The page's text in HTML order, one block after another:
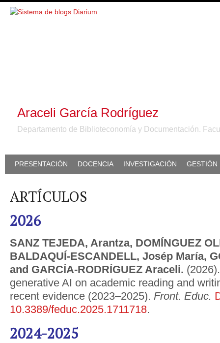
Araceli García Rodríguez
Departamento de Biblioteconomía y Documentación.
PRESENTACIÓN DOCENCIA INVESTIGACIÓN GESTIÓN
ARTÍCULOS
2026
SANZ TEJEDA, Arantza, DOMÍNGUEZ
BALDAQUÍ-ESCANDELL, Josép María,
and GARCÍA-RODRÍGUEZ Araceli.
generative AI on academic reading and
recent evidence (2023–2025). Front. Educ.
10.3389/feduc.2025.1711718.
2024-2025